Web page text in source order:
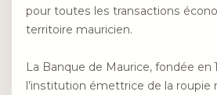
pour toutes les transactions
territoire mauricien.
La Banque de Maurice, fondée en
l’institution émettrice de la roupie